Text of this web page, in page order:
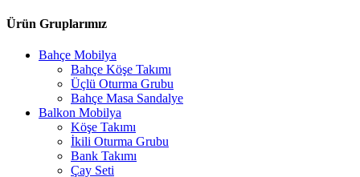
Ürün Gruplarımız
Bahçe Mobilya
Bahçe Köşe Takımı
Üçlü Oturma Grubu
Bahçe Masa Sandalye
Balkon Mobilya
Köşe Takımı
İkili Oturma Grubu
Bank Takımı
Çay Seti